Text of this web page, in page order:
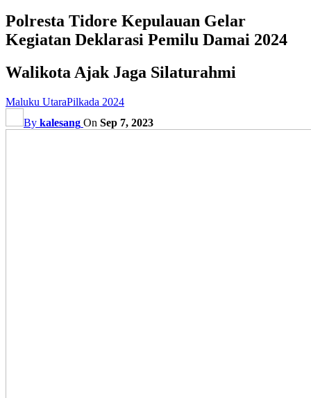
Polresta Tidore Kepulauan Gelar
Kegiatan Deklarasi Pemilu Damai 2024
Walikota Ajak Jaga Silaturahmi
Maluku UtaraPilkada 2024
By kalesang On Sep 7, 2023